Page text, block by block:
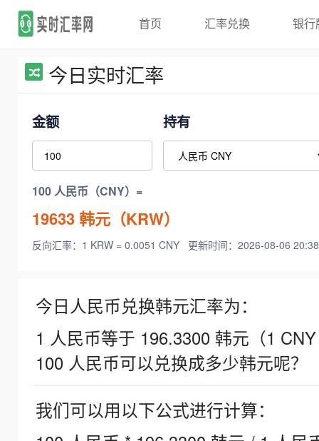
首页 汇率兑换 银行
今日实时汇率
金额 持有
100 人民币（CNY）=
19633韩元（KRW）
反向汇率：1 KRW = 0.0051 CNY 更新时间：2026-08-06
今日人民币兑换韩元汇率为：
1 人民币等于 196.3300 韩元（1
100 人民币可以兑换成多少韩元呢？
我们可以用以下公式进行计算：